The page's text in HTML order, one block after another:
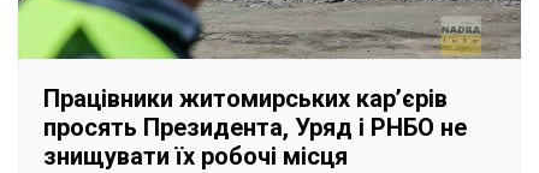
Працівники житомирських карʼєрів
просять Президента, Уряд і РНБО не
знищувати їх робочі місця